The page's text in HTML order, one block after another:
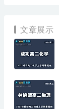
文章展示